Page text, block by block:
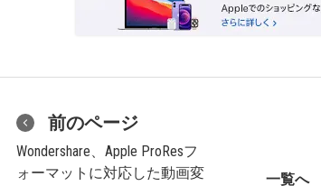
前のページ
Wondershare、Apple ProResフ
ォーマットに対応した動画変
一覧へ